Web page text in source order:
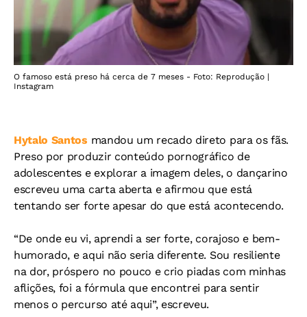
O famoso está preso há cerca de 7 meses - Foto: Reprodução |
Instagram
Hytalo Santos mandou um recado direto para os fãs.
Preso por produzir conteúdo pornográfico de
adolescentes e explorar a imagem deles, o dançarino
escreveu uma carta aberta e afirmou que está
tentando ser forte apesar do que está acontecendo.
“De onde eu vi, aprendi a ser forte, corajoso e bem-
humorado, e aqui não seria diferente. Sou resiliente
na dor, próspero no pouco e crio piadas com minhas
aflições, foi a fórmula que encontrei para sentir
menos o percurso até aqui”, escreveu.